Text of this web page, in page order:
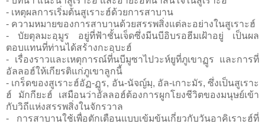
- เหตุผลการเริ่มต้นสูเราะฮ์ด้วยการสาบาน
- ความหมายของการสาบานด้วยสรรพสิ่งแต่ละอย่างในสูเราะฮ์
- บัยตุลมะอฺมูร อยู่ที่ฟ้าชั้นเจ็ดซึ่งมีนบีอิบรอฮีมเฝ้าอยู่ เป็นผล
ตอบแทนที่ท่านได้สร้างกะอฺบะฮ์
- เรื่องราวและเหตุการณ์ที่นบีมูซาไปวะห์ยูที่ภูเขาฏูร และการที่
อัลลอฮ์ให้เกียรติแก่ภูเขาลูกนี้
- เกร็ดของสูเราะฮ์อัฏ-ฏูร, อัน-นัจญ์มฺ, อัล-เกาะมัร, ซึ่งเป็นสูเราะ
ฮ์ มักกียะฮ์ เสมือนว่าอัลลอฮ์ต้องการผูกโยงชีวิตของมนุษย์เข้า
กับวิถีแห่งสรรพสิ่งในจักรวาล
- การสาบานใช้เพื่อตักเตือนแบบเข้มข้นเกี่ยวกับวันอาคิเราะฮ์ที่